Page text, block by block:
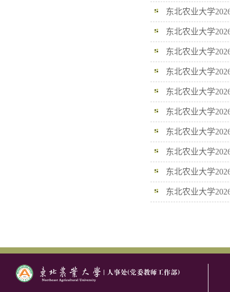
绩公示
东北农业大学
东北农业大学
公示东北农业大学
东北农业大学
示 东北农业大学
公示东北农业大学
东北农业大学
东北农业大学
东北农业大学
东北农业大学